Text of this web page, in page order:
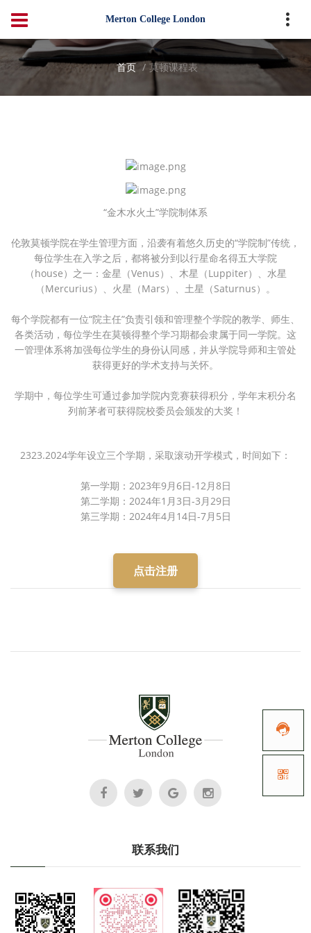
Merton College London
首页 莫顿课程表
“金木水火土”学院制体系
伦敦莫顿学院在学生管理方面，沿袭有着悠久历史的“学院制”传统，
每位学生在入学之后，都将被分到以行星命名得五大学院
（house）之一：金星（Venus）、木星（Luppiter）、水星
（Mercurius）、火星（Mars）、土星（Saturnus）。
每个学院都有一位“院主任”负责引领和管理整个学院的教学、师生、
各类活动，每位学生在莫顿得整个学习期都会隶属于同一学院。这
一管理体系将加强每位学生的身份认同感，并从学院导师和主管处
获得更好的学术支持与关怀。
学期中，每位学生可通过参加学院内竞赛获得积分，学年末积分名
列前茅者可获得院校委员会颁发的大奖！
2323.2024学年设立三个学期，采取滚动开学模式，时间如下：
第一学期：2023年9月6日-12月8日
第二学期：2024年1月3日-3月29日
第三学期：2024年4月14日-7月5日
点击注册
联系我们

